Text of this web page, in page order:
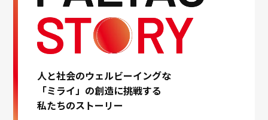
事業内容
企業情報
企業情報人と社会のウェルビーイングな
「ミライ」の創造に挑戦する
私たちのストーリー